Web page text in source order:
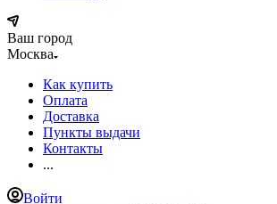
Ваш город
Москва
Как купить
Оплата
Доставка
Пункты выдачи
Контакты
...
Войти